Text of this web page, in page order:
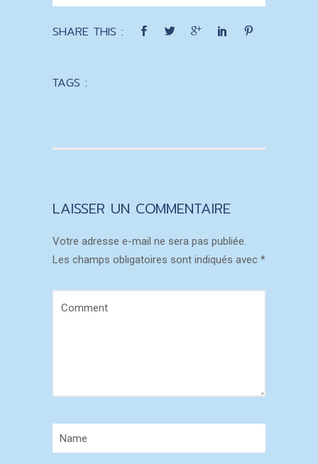
SHARE THIS :
TAGS :
LAISSER UN COMMENTAIRE
Votre adresse e-mail ne sera pas publiée.
Les champs obligatoires sont indiqués avec *